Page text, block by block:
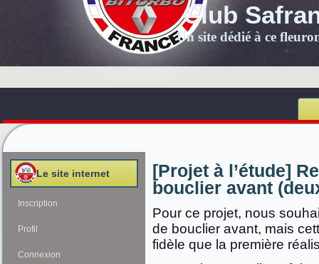
Club
Un site dédié à ce
Le site internet
Inscription
Profil
Connexion
[Projet à l’étude]
bouclier avant
Pour ce projet, nous
de bouclier avant, mais
fidèle que la première